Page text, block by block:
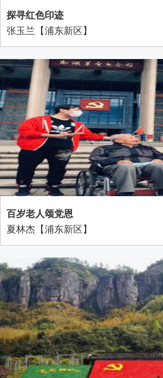
探寻红色印迹
张玉兰【浦东新区】
百岁老人颂党恩
夏林杰【浦东新区】